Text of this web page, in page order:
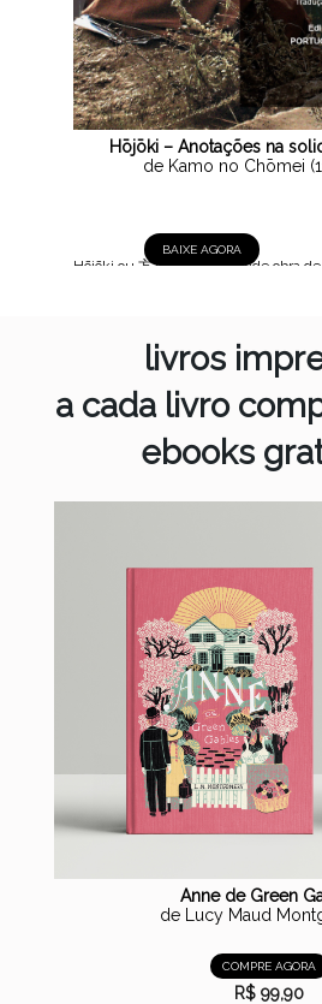
Hōjōki – Anotações na
de Kamo no Chōmei
Hōjōki ou 方丈記, 1212 Grande obra
da impermanência, afastando-se da
BAIXE AGORA
livros
a cada livro
ebooks
Anne de Green
de Lucy Maud
COMPRE AGORA
R$ 99,90